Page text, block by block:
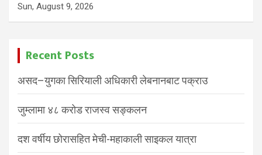
Sun, August 9, 2026
Recent Posts
असद–युगका सिरियाली अधिकारी लेबनानबाट पक्राउ
जुम्लामा ४८ करोड राजस्व सङ्कलन
दश वर्षीय छोरासहित मेची-महाकाली साइकल यात्रा